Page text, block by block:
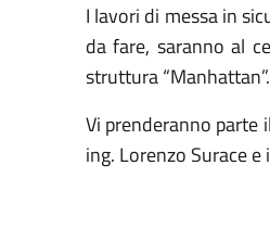
I lavori di messa in
da fare, saranno al
struttura “Manhattan”.
Vi prenderanno parte
ing. Lorenzo Surace